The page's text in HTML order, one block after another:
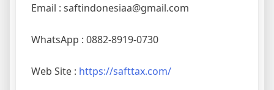
Email : saftindonesiaa@gmail.com
WhatsApp : 0882-8919-0730
Web Site : https://safttax.com/